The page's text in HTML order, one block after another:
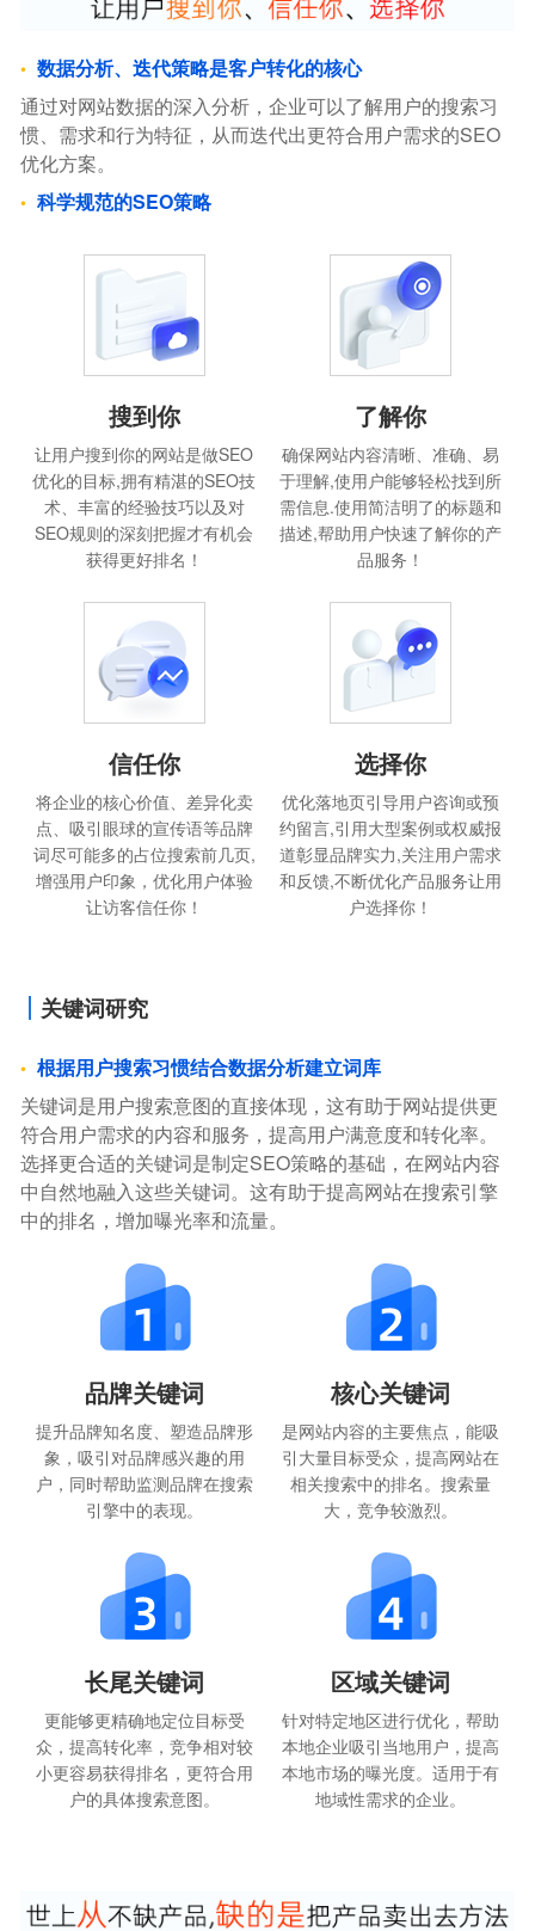
数据分析、迭代策略是客户转化的核心
通过对网站数据的深入分析，企业可以了解用户的搜索习
惯、需求和行为特征，从而迭代出更符合用户需求的SEO
优化方案。
科学规范的SEO策略
搜到你
让用户搜到你的网站是做SEO
优化的目标,拥有精湛的SEO技
术、丰富的经验技巧以及对
SEO规则的深刻把握才有机会
获得更好排名！
了解你
确保网站内容清晰、准确、易
于理解,使用户能够轻松找到所
需信息.使用简洁明了的标题和
描述,帮助用户快速了解你的产
品服务！
信任你
将企业的核心价值、差异化卖
点、吸引眼球的宣传语等品牌
词尽可能多的占位搜索前几页,
增强用户印象，优化用户体验
让访客信任你！
选择你
优化落地页引导用户咨询或预
约留言,引用大型案例或权威报
道彰显品牌实力,关注用户需求
和反馈,不断优化产品服务让用
户选择你！
关键词研究
根据用户搜索习惯结合数据分析建立词库
关键词是用户搜索意图的直接体现，这有助于网站提供更
符合用户需求的内容和服务，提高用户满意度和转化率。
选择更合适的关键词是制定SEO策略的基础，在网站内容
中自然地融入这些关键词。这有助于提高网站在搜索引擎
中的排名，增加曝光率和流量。
品牌关键词
提升品牌知名度、塑造品牌形
象，吸引对品牌感兴趣的用
户，同时帮助监测品牌在搜索
引擎中的表现。
核心关键词
是网站内容的主要焦点，能吸
引大量目标受众，提高网站在
相关搜索中的排名。搜索量
大，竞争较激烈。
长尾关键词
更能够更精确地定位目标受
众，提高转化率，竞争相对较
小更容易获得排名，更符合用
户的具体搜索意图。
区域关键词
针对特定地区进行优化，帮助
本地企业吸引当地用户，提高
本地市场的曝光度。适用于有
地域性需求的企业。